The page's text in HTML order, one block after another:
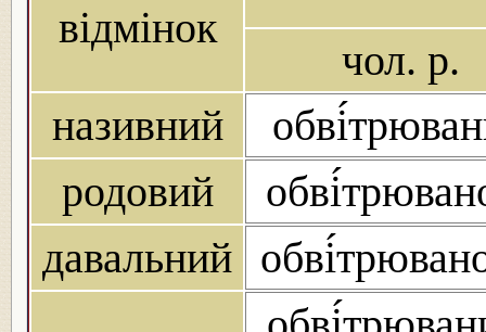
відмінок
чол. р.
називний
родовий
давальний